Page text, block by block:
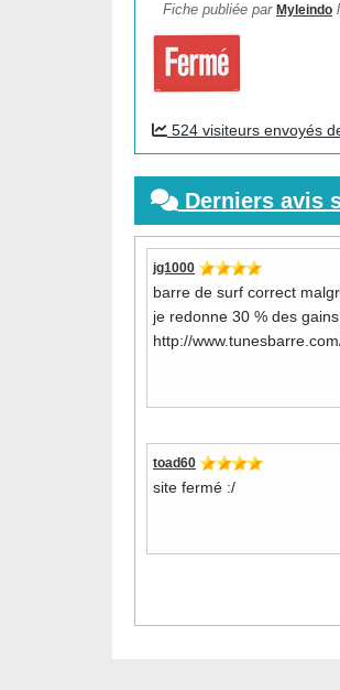
Fiche publiée par Myleindo
524 visiteurs envoyés
Derniers avis
jg1000
barre de surf correct
je redonne 30 % des
http://
toad60
site fermé :/